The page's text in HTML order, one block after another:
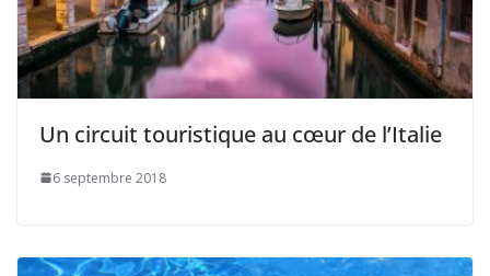
Un circuit touristique au cœur de l’Italie
6 septembre 2018